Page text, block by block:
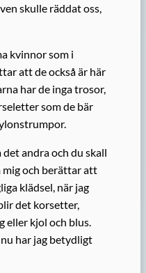
skulle räddat oss,
kvinnor som i
att de också är här
har de inga trosor,
som de bär
det andra och du skall
mig och berättar att
klädsel, när jag
det korsetter,
eller kjol och blus.
har jag betydligt